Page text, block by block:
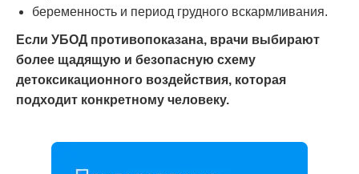
беременность и период грудного вскармливания.
Если УБОД противопоказана, врачи выбирают
более щадящую и безопасную схему
детоксикационного воздействия, которая
подходит конкретному человеку.